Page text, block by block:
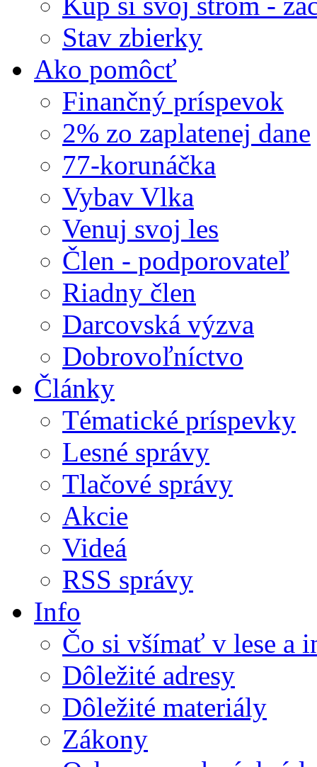
Stav zbierky
Ako pomôcť
Finančný príspevok
2% zo zaplatenej dane
77-korunáčka
Vybav Vlka
Venuj svoj les
Člen - podporovateľ
Riadny člen
Darcovská výzva
Dobrovoľníctvo
Články
Tématické príspevky
Lesné správy
Tlačové správy
Akcie
Videá
RSS správy
Info
Čo si všímať v lese a
Dôležité adresy
Dôležité materiály
Zákony